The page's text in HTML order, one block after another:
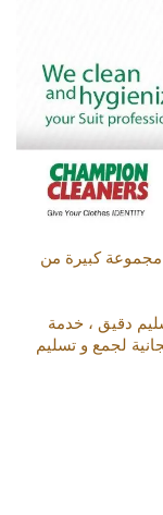
مجموعة كبيرة من
دقيق ، خدمة
لجمع و تسليم